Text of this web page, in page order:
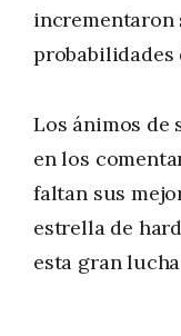
probabilidades
Los ánimos de
en los
faltan sus
estrella de
esta gran